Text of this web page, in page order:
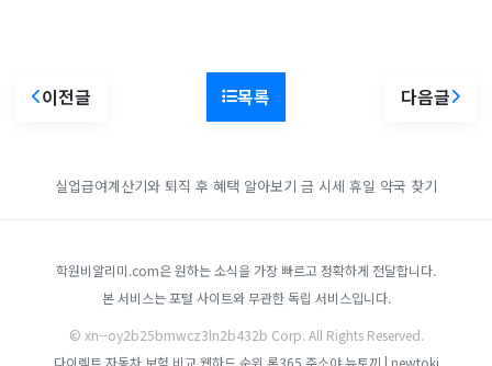
이전글 목록 다음글
실업급여계산기와 퇴직 후 혜택 알아보기 금 시세 휴일 약국 찾기
학원비알리미.com은 원하는 소식을 가장 빠르고 정확하게 전달합니다.
본 서비스는 포털 사이트와 무관한 독립 서비스입니다.
© xn--oy2b25bmwcz3ln2b432b Corp. All Rights Reserved.
다이렉트 자동차 보험 비교 웹하드 순위 론365 주소야 뉴토끼 | newtoki